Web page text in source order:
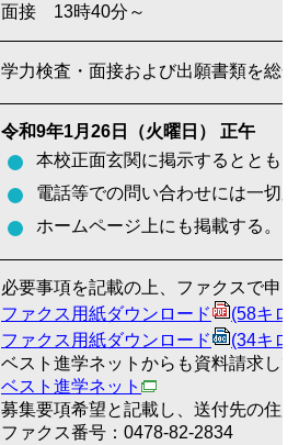
面接 13時40分～
学力検査・面接および出願書類を総
令和9年1月26日（火曜日） 正午
本校正面玄関に掲示するととも
電話等での問い合わせには一切
ホームページ上にも掲載する。
必要事項を記載の上、ファクスで申
ファクス用紙ダウンロード
(58キロ
ファクス用紙ダウンロード
(34キロ
ベスト進学ネットからも資料請求し
ベスト進学ネット
募集要項希望と記載し、送付先の住
ファクス番号：0478-82-2834